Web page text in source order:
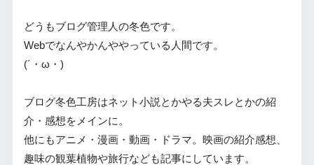
どうもブログ管理人の冬色です。
Webでなんやかんややっている人間です。
(´・ω・)
ブログ冬色工房はネット小説とかやる夫スレとかの紹
介・感想をメインに。
他にもアニメ・漫画・動画・ドラマ。映画の紹介感想、
趣味の観葉植物や旅行なども記事にしています。